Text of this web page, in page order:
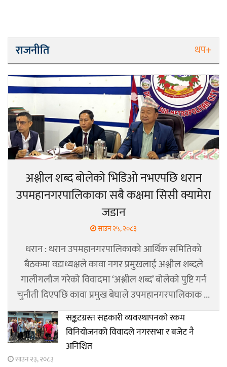
राजनीति थप+
अश्लील शब्द बोलेको भिडिओ नभएपछि धरान
उपमहानगरपालिकाका सबै कक्षमा सिसी क्यामेरा
जडान
साउन २५, २०८३
धरान : धरान उपमहानगरपालिकाको आर्थिक समितिको
बैठकमा वडाध्यक्षले कावा नगर प्रमुखलाई अश्लील शब्दले
गालीगलौज गरेको विवादमा ‘अश्लील शब्द’ बोलेको पुष्टि गर्न
चुनौती दिएपछि कावा प्रमुख बेघाले उपमहानगरपालिकाक ...
सङ्कटग्रस्त सहकारी व्यवस्थापनको रकम
विनियोजनको विवादले नगरसभा र बजेट नै
अनिश्चित
साउन २३, २०८३